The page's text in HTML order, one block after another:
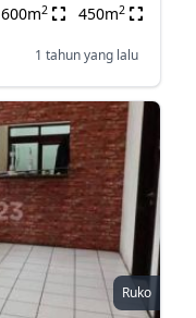
600m2 450m2
1 tahun yang lalu
Ruko